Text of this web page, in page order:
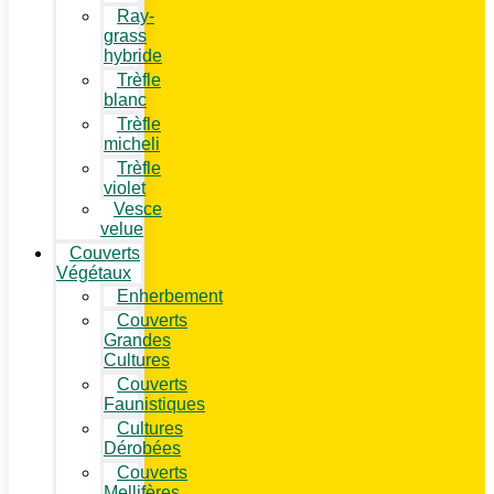
Ray-
grass
hybride
Trèfle
blanc
Trèfle
micheli
Trèfle
violet
Vesce
velue
Couverts
Végétaux
Enherbement
Couverts
Grandes
Cultures
Couverts
Faunistiques
Cultures
Dérobées
Couverts